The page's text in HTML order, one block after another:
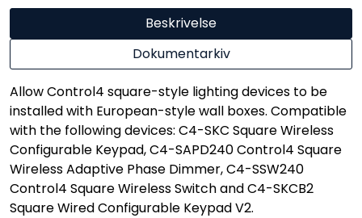
Beskrivelse
Dokumentarkiv
Allow Control4 square-style lighting devices to be
installed with European-style wall boxes. Compatible
with the following devices: C4-SKC Square Wireless
Configurable Keypad, C4-SAPD240 Control4 Square
Wireless Adaptive Phase Dimmer, C4-SSW240
Control4 Square Wireless Switch and C4-SKCB2
Square Wired Configurable Keypad V2.